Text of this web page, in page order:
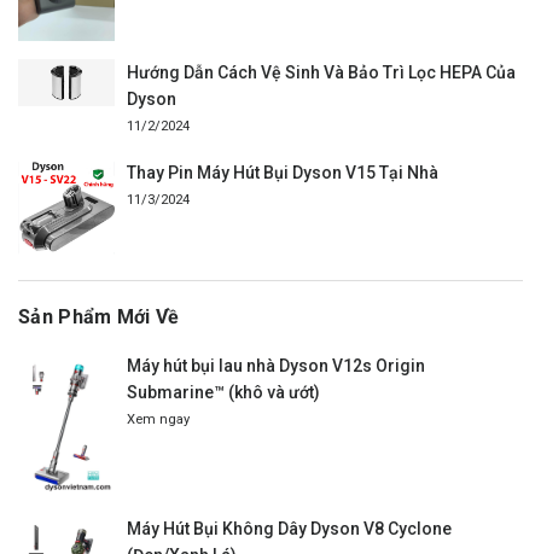
Hướng Dẫn Cách Vệ Sinh Và Bảo Trì Lọc HEPA Của
Dyson
11/2/2024
Thay Pin Máy Hút Bụi Dyson V15 Tại Nhà
11/3/2024
Sản Phẩm Mới Về
Máy hút bụi lau nhà Dyson V12s Origin
Submarine™ (khô và ướt)
Xem ngay
Máy Hút Bụi Không Dây Dyson V8 Cyclone